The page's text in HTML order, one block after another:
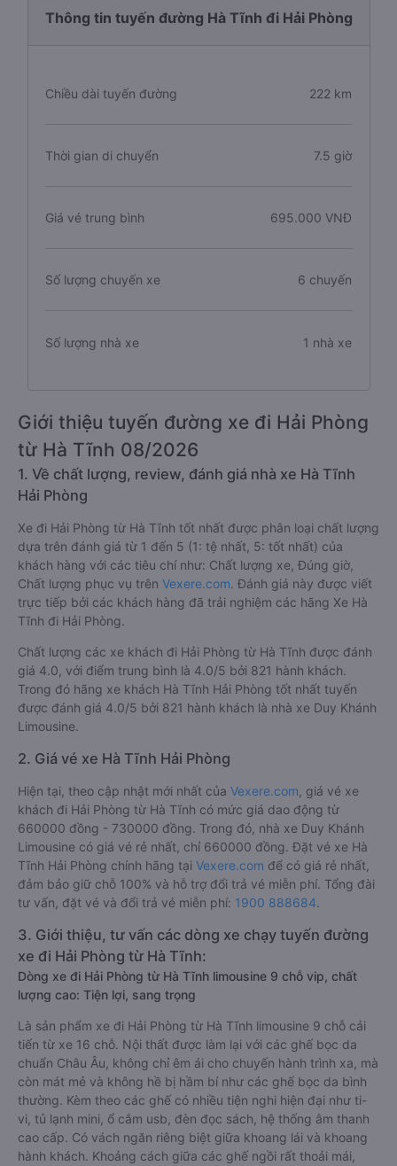
Thông tin tuyến đường Hà Tĩnh đi Hải Phòng
Chiều dài tuyến đường 222 km
Thời gian di chuyển 7.5 giờ
Giá vé trung bình 695.000 VNĐ
Số lượng chuyến xe 6 chuyến
Số lượng nhà xe 1 nhà xe
Giới thiệu tuyến đường xe đi Hải Phòng
từ Hà Tĩnh 08/2026
1. Về chất lượng, review, đánh giá nhà xe Hà Tĩnh
Hải Phòng
Xe đi Hải Phòng từ Hà Tĩnh tốt nhất được phân loại chất lượng
dựa trên đánh giá từ 1 đến 5 (1: tệ nhất, 5: tốt nhất) của
khách hàng với các tiêu chí như: Chất lượng xe, Đúng giờ,
Chất lượng phục vụ trên Vexere.com. Đánh giá này được viết
trực tiếp bởi các khách hàng đã trải nghiệm các hãng Xe Hà
Tĩnh đi Hải Phòng.
Chất lượng các xe khách đi Hải Phòng từ Hà Tĩnh được đánh
giá 4.0, với điểm trung bình là 4.0/5 bởi 821 hành khách.
Trong đó hãng xe khách Hà Tĩnh Hải Phòng tốt nhất tuyến
được đánh giá 4.0/5 bởi 821 hành khách là nhà xe Duy Khánh
Limousine.
2. Giá vé xe Hà Tĩnh Hải Phòng
Hiện tại, theo cập nhật mới nhất của Vexere.com , giá vé xe
khách đi Hải Phòng từ Hà Tĩnh có mức giá dao động từ
660000 đồng - 730000 đồng. Trong đó, nhà xe Duy Khánh
Limousine có giá vé rẻ nhất, chỉ 660000 đồng. Đặt vé xe Hà
Tĩnh Hải Phòng chính hãng tại Vexere.com để có giá rẻ nhất,
đảm bảo giữ chỗ 100% và hỗ trợ đổi trả vé miễn phí. Tổng đài
tư vấn, đặt vé và đổi trả vé miễn phí: 1900 888684.
3. Giới thiệu, tư vấn các dòng xe chạy tuyến đường
xe đi Hải Phòng từ Hà Tĩnh:
Dòng xe đi Hải Phòng từ Hà Tĩnh limousine 9 chỗ vip, chất
lượng cao: Tiện lợi, sang trọng
Là sản phẩm xe đi Hải Phòng từ Hà Tĩnh limousine 9 chỗ cải
tiến từ xe 16 chỗ. Nội thất được làm lại với các ghế bọc da
chuẩn Châu Âu, không chỉ êm ái cho chuyến hành trình xa, mà
còn mát mẻ và không hề bị hầm bí như các ghế bọc da bình
thường. Kèm theo các ghế có nhiều tiện nghi hiện đại như ti-
vi, tủ lạnh mini, ổ cắm usb, đèn đọc sách, hệ thống âm thanh
cao cấp. Có vách ngăn riêng biệt giữa khoang lái và khoang
hành khách. Khoảng cách giữa các ghế ngồi rất thoải mái,